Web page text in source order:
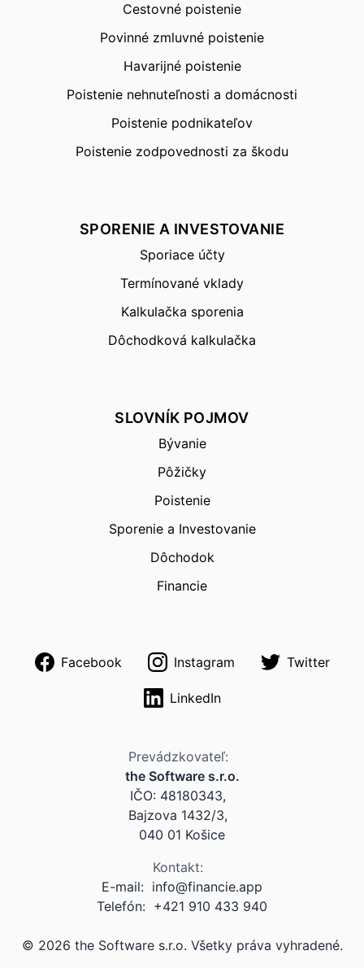
Cestovné poistenie
Povinné zmluvné poistenie
Havarijné poistenie
Poistenie nehnuteľnosti a domácnosti
Poistenie podnikateľov
Poistenie zodpovednosti za škodu
SPORENIE A INVESTOVANIE
Sporiace účty
Termínované vklady
Kalkulačka sporenia
Dôchodková kalkulačka
SLOVNÍK POJMOV
Bývanie
Pôžičky
Poistenie
Sporenie a Investovanie
Dôchodok
Financie
Facebook Instagram Twitter
LinkedIn
Prevádzkovateľ:
the Software s.r.o.
IČO: 48180343,
Bajzova 1432/3,
040 01 Košice
Kontakt:
E-mail: info@financie.app
Telefón: +421 910 433 940
© 2026 the Software s.r.o. Všetky práva vyhradené.